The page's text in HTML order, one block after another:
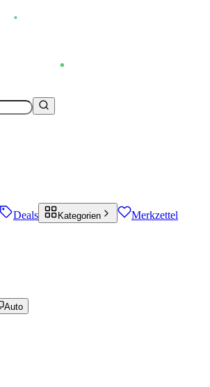
Deals Kategorien Merkzettel
Auto